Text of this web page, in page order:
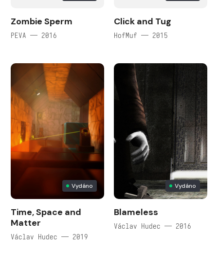
Zombie Sperm
PEVA — 2016
Click and Tug
HofMuf — 2015
Vydáno
Time, Space and
Matter
Václav Hudec — 2019
Vydáno
Blameless
Václav Hudec — 2016